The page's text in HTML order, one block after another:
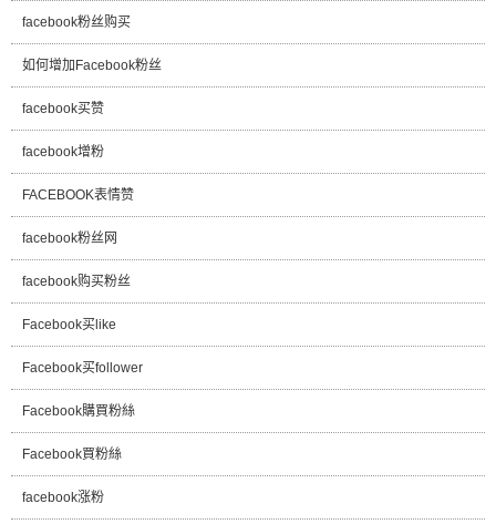
facebook粉丝购买
如何增加Facebook粉丝
facebook买赞
facebook增粉
FACEBOOK表情赞
facebook粉丝网
facebook购买粉丝
Facebook买like
Facebook买follower
Facebook購買粉絲
Facebook買粉絲
facebook涨粉